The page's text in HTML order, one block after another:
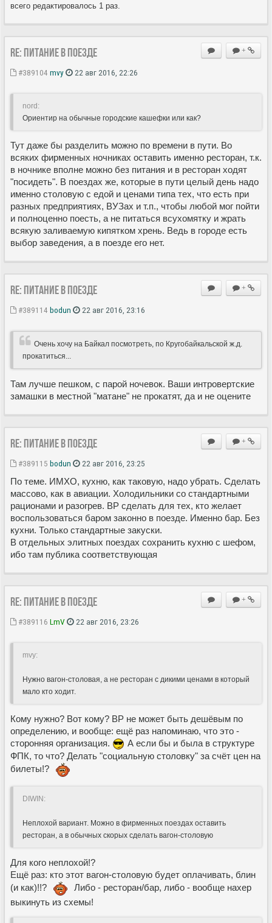
всего редактировалось 1 раз.
+
Re: Питание в поезде
#389104 mvy 22 авг 2016, 22:26
nord:
Ориентир на обычные городские кашефки или как?
Тут даже бы разделить можно по времени в пути. Во
всяких фирменных ночниках оставить именно ресторан, т.к.
в ночнике вполне можно без питания и в ресторан ходят
"посидеть". В поездах же, которые в пути целый день надо
именно столовую с едой и ценами типа тех, что есть при
разных предприятиях, ВУЗах и т.п., чтобы любой мог пойти
и полноценно поесть, а не питаться всухомятку и жрать
всякую заливаемую кипятком хрень. Ведь в городе есть
выбор заведения, а в поезде его нет.
+
Re: Питание в поезде
#389114 bodun 22 авг 2016, 23:16
Очень хочу на Байкал посмотреть, по Кругобайкальской ж.д.
прокатиться...
Там лучше пешком, с парой ночевок. Ваши интровертские
замашки в местной "матане" не прокатят, да и не оцените
+
Re: Питание в поезде
#389115 bodun 22 авг 2016, 23:25
По теме. ИМХО, кухню, как таковую, надо убрать. Сделать
массово, как в авиации. Холодильники со стандартными
рационами и разогрев. ВР сделать для тех, кто желает
воспользоваться баром законно в поезде. Именно бар. Без
кухни. Только стандартные закуски.
В отдельных элитных поездах сохранить кухню с шефом,
ибо там публика соответствующая
+
Re: Питание в поезде
#389116 LmV 22 авг 2016, 23:26
mvy:
Нужно вагон-столовая, а не ресторан с дикими ценами в который
мало кто ходит.
Кому нужно? Вот кому? ВР не может быть дешёвым по
определению, и вообще: ещё раз напоминаю, что это -
сторонняя организация.
А если бы и была в структуре
ФПК, то что? Делать "социальную столовку" за счёт цен на
билеты!?
DIWIN:
Неплохой вариант. Можно в фирменных поездах оставить
ресторан, а в обычных скорых сделать вагон-столовую
Для кого неплохой!?
Ещё раз: кто этот вагон-столовую будет оплачивать, блин
(и как)!!?
Либо - ресторан/бар, либо - вообще нахер
выкинуть из схемы!